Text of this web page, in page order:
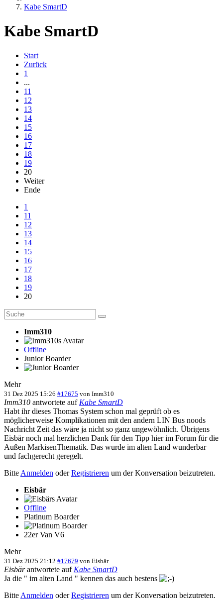
Kabe SmartD
Kabe SmartD
Start
Zurück
1
...
11
12
13
14
15
16
17
18
19
20
Weiter
Ende
1
11
12
13
14
15
16
17
18
19
20
Imm310
Offline
Junior Boarder
Mehr
31 Dez 2025 15:26 #17675 von Imm310
Imm310 antwortete auf Kabe SmartD
Habt ihr dieses Thomas System schon mal geprüft ob es
möglicherweise Komplikationen mit den andern LIN Bus noods
Nachricht Zeit das wäre ja nicht so ganz ungewöhnlich. Übrigens
Eisbär noch mal herzlichen Dank für den Tipp hier im Forum für die
Außen MarkisenThematik. Das wurde im alten Land wunderbar
und fachgerecht geregelt.
Bitte Anmelden oderRegistrieren um der Konversation beizutreten.
Eisbär
Offline
Platinum Boarder
22er Van V6
Mehr
31 Dez 2025 21:12 #17679 von Eisbär
Eisbärantwortete auf Kabe SmartD
Ja die " im alten Land " kennen das auch bestens
Bitte Anmelden oderRegistrieren um der Konversation beizutreten.